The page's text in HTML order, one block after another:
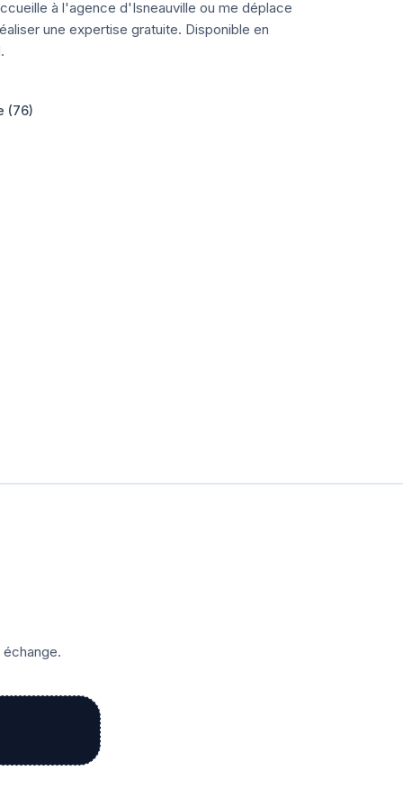
à l'agence d'Isneauville ou me déplace
une expertise gratuite. Disponible en
(76)